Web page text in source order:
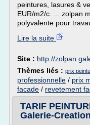
peintures, lasures &
EUR/m2/c. ... zolpan
polyvalente pour
Lire la suite
Site : http://
Thèmes liés : prix
professionnelle / prix
facade / revetement
TARIF
Galerie-Creation